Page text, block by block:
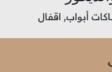
أبواب, اقفال